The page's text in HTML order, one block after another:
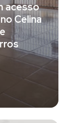
acesso
Celina